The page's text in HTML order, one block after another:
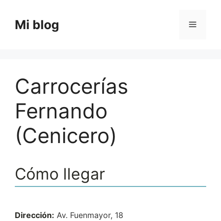
contenido
Mi blog Menú
Carrocerías
Fernando
(Cenicero)
Cómo llegar
Dirección: Av. Fuenmayor, 18